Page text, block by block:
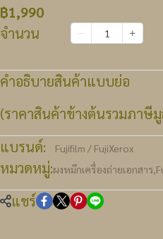
฿1,990
จำนวน
คำอธิบายสินค้าแบบย่อ
(ราคาสินค้าข้างต้นรวมภาษี
แบรนด์:
Fujifilm / FujiXerox
หมวดหมู่:ผงหมึกเครื่องถ่ายเอกสาร,
แชร์